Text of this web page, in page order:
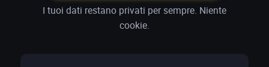
I tuoi dati restano privati per sempre. Niente
cookie.